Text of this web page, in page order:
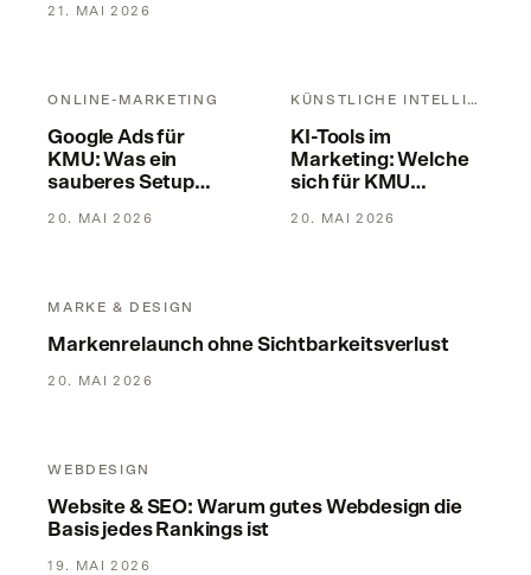
21. MAI 2026
ONLINE-MARKETING
Google Ads für
KMU: Was ein
sauberes Setup
20. MAI 2026
KÜNSTLICHE INTELLIGENZ
KI-Tools im
Marketing: Welche
sich für KMU
20. MAI 2026
MARKE & DESIGN
Markenrelaunch ohne Sichtbarkeitsverlust
20. MAI 2026
WEBDESIGN
Website & SEO: Warum gutes Webdesign die
Basis jedes Rankings ist
19. MAI 2026